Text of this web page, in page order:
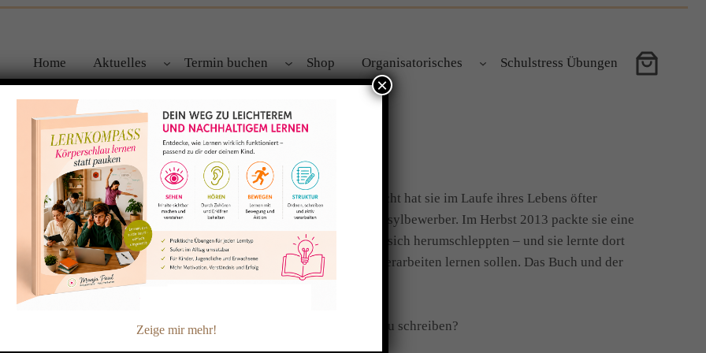
Home Aktuelles Termin buchen Shop Organisatorisches Schulstress Übungen
mit Trauma
mit psychologischer Zusatzausbildung. Das Thema Krieg und Flucht hat sie im Laufe ihres Lebens öfter
die ihr Zuhause verlassen mussten, seien es Heimkinder oder Asylbewerber. Im Herbst 2013 packte sie eine
Unterkunft. Sie lernte Kinder und Familien kennen, die Ängste mit sich herumschleppten – und sie lernte dort
mit dem traumatisierte Kinder ihre schlimmen Erlebnisse verarbeiten lernen sollen. Das Buch und der
Arabisch und Farsi kostenlos heruntergeladen werden.
Entstehung: „Wie sind Sie auf die Idee gekommen, das Buch zu schreiben?
Zeige mir mehr!
×